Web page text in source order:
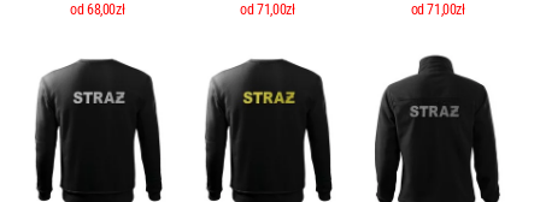
od 68,00zł
od 71,00zł
od 71,00zł